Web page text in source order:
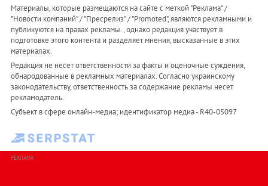
Материалы, которые размещаются на сайте с меткой "Реклама" /
"Новости компаний" / "Пресрелиз" / "Promoted", являются рекламными и
публикуются на правах рекламы. , однако редакция участвует в
подготовке этого контента и разделяет мнения, высказанные в этих
материалах.
Редакция не несет ответственности за факты и оценочные суждения,
обнародованные в рекламных материалах. Согласно украинскому
законодательству, ответственность за содержание рекламы несет
рекламодатель.
Субъект в сфере онлайн-медиа; идентификатор медиа - R40-05097
РЕКЛАМА